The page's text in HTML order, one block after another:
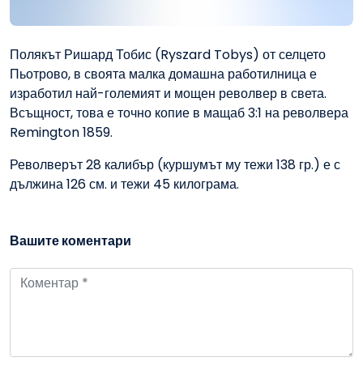
Полякът Ришард Тобис (Ryszard Tobys) от селцето
Пьотрово, в своята малка домашна работилница е
изработил най-големият и мощен револвер в света.
Всъщност, това е точно копие в мащаб 3:1 на револвера
Remington 1859.
Револверът 28 калибър (куршумът му тежи 138 гр.) е с
дължина 126 см. и тежи 45 килограма.
Вашите коментари